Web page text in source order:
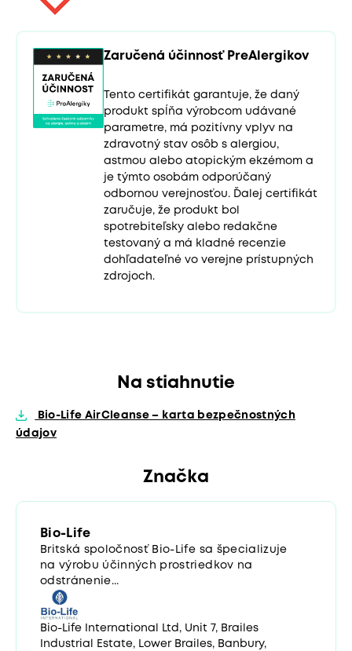
Zaručená účinnosť PreAlergikov
Tento certifikát garantuje, že daný
produkt spĺňa výrobcom udávané
parametre, má pozitívny vplyv na
zdravotný stav osôb s alergiou,
astmou alebo atopickým ekzémom a
je týmto osobám odporúčaný
odbornou verejnosťou. Ďalej certifikát
zaručuje, že produkt bol
spotrebiteľsky alebo redakčne
testovaný a má kladné recenzie
dohľadateľné vo verejne prístupných
zdrojoch.
Na stiahnutie
Bio-Life AirCleanse – karta bezpečnostných
údajov
Značka
Bio-Life
Britská spoločnosť Bio-Life sa špecializuje
na výrobu účinných prostriedkov na
odstránenie...
Bio-Life International Ltd, Unit 7, Brailes
Industrial Estate, Lower Brailes, Banbury,